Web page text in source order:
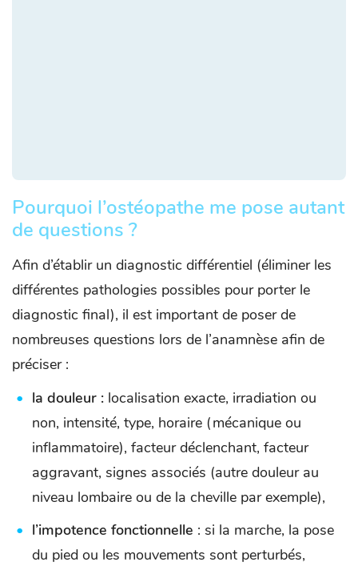
Pourquoi l’ostéopathe me pose autant
de questions ?
Afin d’établir un diagnostic différentiel (éliminer les
différentes pathologies possibles pour porter le
diagnostic final), il est important de poser de
nombreuses questions lors de l’anamnèse afin de
préciser :
la douleur : localisation exacte, irradiation ou
non, intensité, type, horaire (mécanique ou
inflammatoire), facteur déclenchant, facteur
aggravant, signes associés (autre douleur au
niveau lombaire ou de la cheville par exemple),
l’impotence fonctionnelle : si la marche, la pose
du pied ou les mouvements sont perturbés,